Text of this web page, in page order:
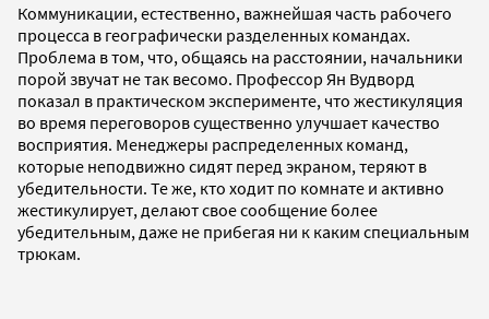
Коммуникации, естественно, важнейшая часть рабочего
процесса в географически разделенных командах.
Проблема в том, что, общаясь на расстоянии, начальники
порой звучат не так весомо. Профессор Ян Вудворд
показал в практическом эксперименте, что жестикуляция
во время переговоров существенно улучшает качество
восприятия. Менеджеры распределенных команд,
которые неподвижно сидят перед экраном, теряют в
убедительности. Те же, кто ходит по комнате и активно
жестикулирует, делают свое сообщение более
убедительным, даже не прибегая ни к каким специальным
трюкам.